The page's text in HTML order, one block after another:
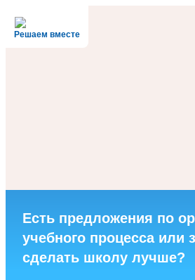
Решаем вместе
Есть предложения по
учебного процесса или
сделать школу лучше?